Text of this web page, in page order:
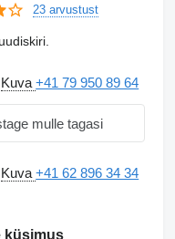
23 arvustust
Kuva+41 79 950 89 64
mulle tagasi
Kuva+41 62 896 34 34
küsimus